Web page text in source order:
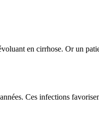
en cirrhose. Or un
Ces infections